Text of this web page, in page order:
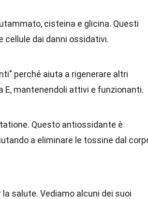
cisteina e glicina. Questi
cellule dai danni ossidativi.
perché aiuta a rigenerare altri
mantenendoli attivi e funzionanti.
Questo antiossidante è
a eliminare le tossine dal
salute. Vediamo alcuni dei suoi